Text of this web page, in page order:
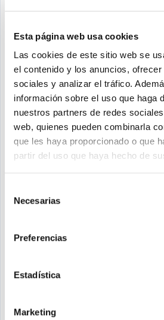
Esta página web usa cookies
Las cookies de este sitio web se
el contenido y los anuncios,
sociales y analizar el tráfico.
información sobre el uso que haga
nuestros partners de redes
web, quienes pueden combinarla
que les haya proporcionado o que
partir del uso que haya hecho de
Necesarias
Preferencias
Estadística
Marketing
de 10 trabajadores .
Diseño
Nuestros diseñadores crean
Desarrollamos planes